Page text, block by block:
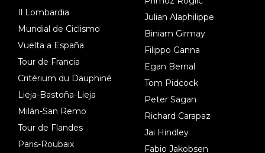
Il Lombardia
Mundial de Ciclismo
Vuelta a España
Tour de Francia
Critérium du Dauphiné
Lieja-Bastoña-Lieja
Milán-San Remo
Tour de Flandes
Paris-Roubaix
Julian Alaphilippe
Biniam Girmay
Filippo Ganna
Egan Bernal
Tom Pidcock
Peter Sagan
Richard Carapaz
Jai Hindley
Fabio Jakobsen